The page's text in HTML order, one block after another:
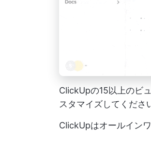
ClickUpの15以上のビ
スタマイズしてくださ
ClickUpはオールイン